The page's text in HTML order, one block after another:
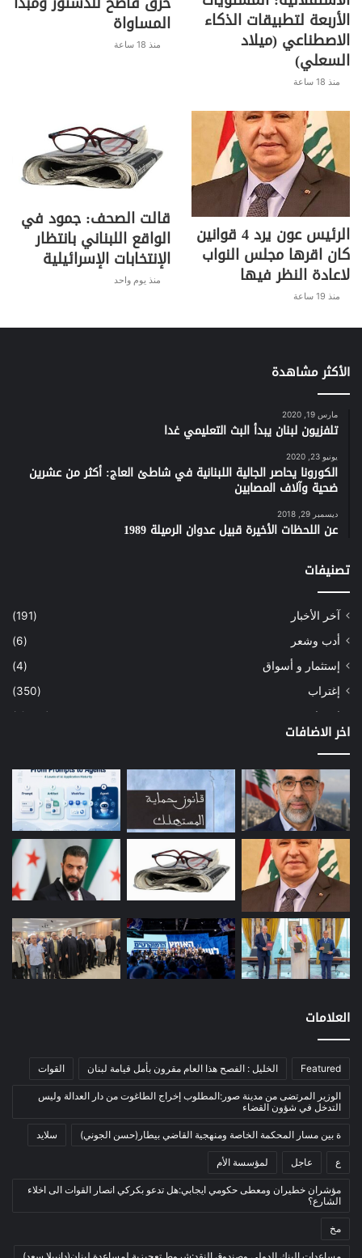
الأربعة لتطبيقات الذكاء
الاصطناعي (ميلاد
السعلي)
منذ 18 ساعة
المساواة
منذ 18 ساعة
الرئيس عون يرد 4 قوانين
كان اقرها مجلس النواب
لاعادة النظر فيها
منذ 19 ساعة
قالت الصحف: جمود في
الواقع اللبناني بانتظار
الإنتخابات الإسرائيلية
منذ يوم واحد
الأكثر مشاهدة
مارس 19, 2020
تلفزيون لبنان يبدأ البث التعليمي غدا
يونيو 23, 2020
الكورونا يحاصر الجالية اللبنانية في شاطئ العاج: أكثر من عشرين
ضحية وآلاف المصابين
ديسمبر 29, 2018
عن اللحظات الأخيرة قبيل عدوان الرميلة 1989
تصنيفات
آخر الأخبار
(191)
أدب وشعر
(6)
إستثمار و أسواق
(4)
إغتراب
(350)
إقتصاد
(1٬040)
إعمار
(3)
بيئة
(16)
دراسة
(24)
طاقة
(12)
مصارف
(168)
معادن
(1)
موازنة
(4)
نفط
(91)
اتصالات
(26)
الرئيسية
العالم العربي
المحكمة الخاصة
بيئة
أدب وشعر
(133)
إعلام
بروفايل
اخر الاضافات
العلامات
Featured الخليل : الفصح هذا العام مقرون بأمل قيامة لبنان القوات
الوزير المرتضى من مدينة صور:المطلوب إخراج الطاغوت من دار العدالة وليس
التدخل في شؤون القضاء
ة بين مسار المحكمة الخاصة ومنهجية القاضي بيطار(حسن الجوني) سلايد
ع عاجل لمؤسسة الأم
مؤشران خطيران ومعطى حكومي ايجابي:هل تدعو بكركي انصار القوات الى اخلاء
الشارع؟
مخ